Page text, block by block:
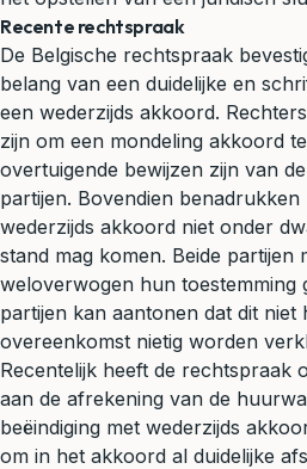
Recente rechtspraak
De Belgische rechtspraak
belang van een duidelijke en
een wederzijds akkoord.
zijn om een mondeling akkoord
overtuigende bewijzen zijn van
partijen. Bovendien
wederzijds akkoord niet onder
stand mag komen. Beide partijen
weloverwogen hun toestemming
partijen kan aantonen dat dit niet
overeenkomst nietig worden
Recentelijk heeft de rechtspraak
aan de afrekening van de
beëindiging met wederzijds
om in het akkoord al duidelijke